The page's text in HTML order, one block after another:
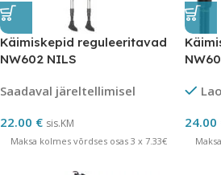
Käimiskepid reguleeritavad
NW602 NILS
Saadaval järeltellimisel
22.00 € sis.KM
Maksa kolmes võrdses osas 3 x 7.33€
24.00